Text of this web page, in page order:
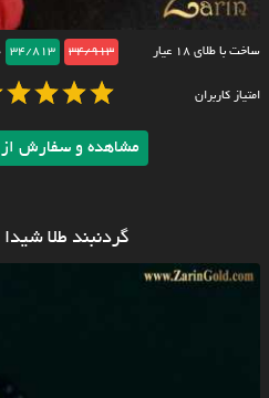
ساخت با طلای ۱۸ عیار 34/913
34/813
امتیاز کاربران
مشاهده و سفارش از
گردنبند طلا شیدا